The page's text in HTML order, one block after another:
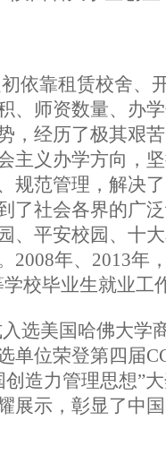
依靠租赁校舍、
、师资数量、办
，经历了极其艰
主义办学方向，
规范管理，解决
了社会各界的广
、平安校园、十
2008年、2013年
校毕业生就业工
选美国哈佛大学
单位荣登第四届
创造力管理思想”
展示，彰显了中